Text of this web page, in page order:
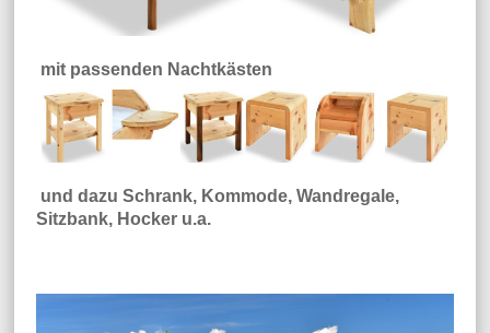
mit passenden Nachtkästen
und dazu Schrank, Kommode, Wandregale,
Sitzbank, Hocker u.a.